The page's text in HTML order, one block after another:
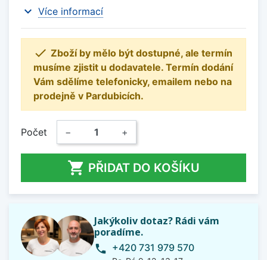
expand_more Více informací
 Zboží by mělo být dostupné, ale termín
musíme zjistit u dodavatele. Termín dodání
Vám sdělíme telefonicky, emailem nebo na
prodejně v Pardubicích.
Počet − +
 PŘIDAT DO KOŠÍKU
Jakýkoliv dotaz? Rádi vám
poradíme.
phone +420 731 979 570